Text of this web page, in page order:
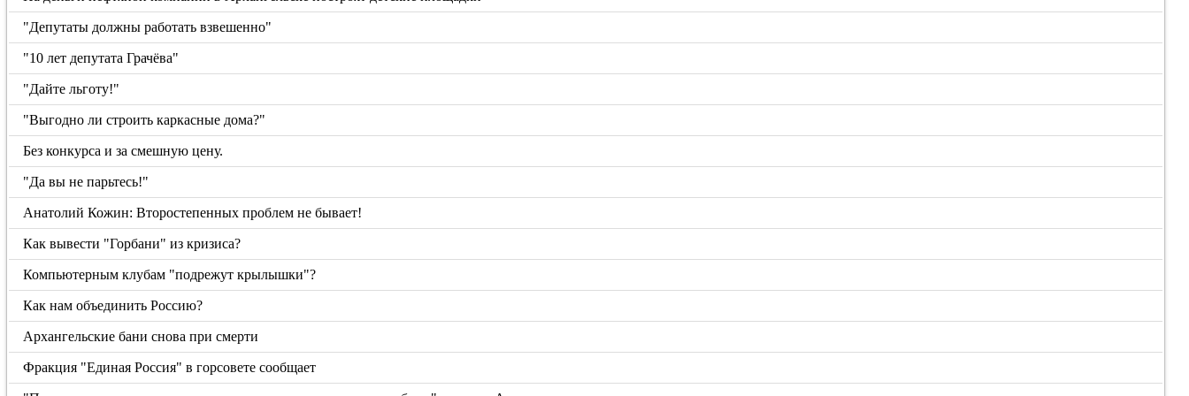
"Депутаты должны работать взвешенно"
"10 лет депутата Грачёва"
"Дайте льготу!"
"Выгодно ли строить каркасные дома?"
Без конкурса и за смешную цену.
"Да вы не парьтесь!"
Анатолий Кожин: Второстепенных проблем не бывает!
Как вывести "Горбани" из кризиса?
Компьютерным клубам "подрежут крылышки"?
Как нам объединить Россию?
Архангельские бани снова при смерти
Фракция "Единая Россия" в горсовете сообщает